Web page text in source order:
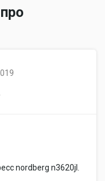
nordberg n3620jl.